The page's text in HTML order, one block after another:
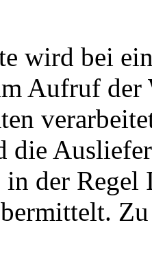
wird bei
Aufruf der
die
in der